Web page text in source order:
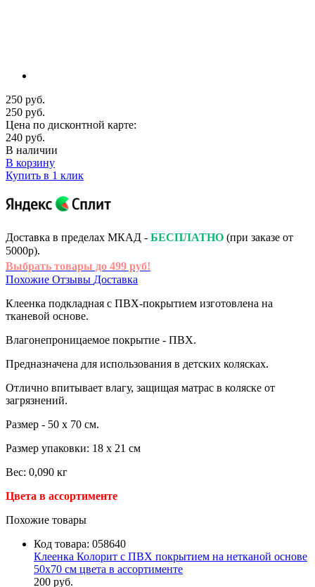
250 руб.
250 руб.
Цена по дисконтной карте:
240 руб.
В наличии
В корзину
Купить в 1 клик
Доставка в пределах МКАД - БЕСПЛАТНО (при заказе от
5000р).
Выбрать товары до 499 руб!
Похожие Отзывы Доставка
Клеенка подкладная с ПВХ-покрытием изготовлена на
тканевой основе.
Влагонепроницаемое покрытие - ПВХ.
Предназначена для использования в детских колясках.
Отлично впитывает влагу, защищая матрас в коляске от
загрязнений.
Размер - 50 х 70 см.
Размер упаковки: 18 х 21 см
Вес: 0,090 кг
Цвета в ассортименте
Похожие товары
Код товара: 058640
Клеенка Колорит с ПВХ покрытием на нетканой основе
50х70 см цвета в ассортименте
200 руб.